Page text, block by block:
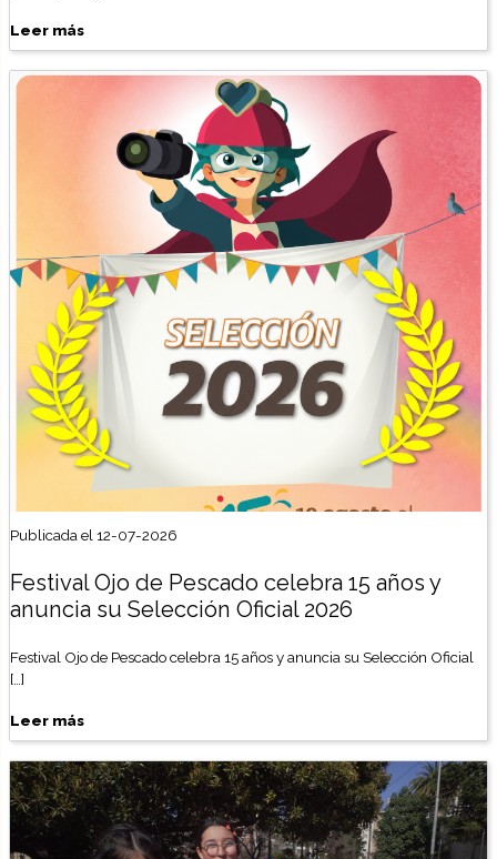
Leer más
Publicada el 12-07-2026
Festival Ojo de Pescado celebra 15 años y
anuncia su Selección Oficial 2026
Festival Ojo de Pescado celebra 15 años y anuncia su Selección Oficial
[…]
Leer más